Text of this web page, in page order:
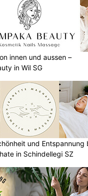
innen und aussen –
in Wil SG
und Entspannung
in Schindellegi SZ